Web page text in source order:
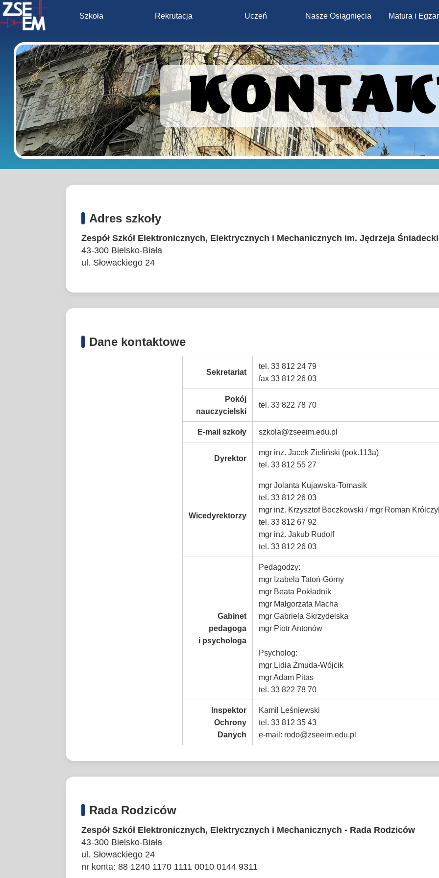
Szkoła Rekrutacja Uczeń Nasze Osiągnięcia Matura i
Adres szkoły
Zespół Szkół Elektronicznych, Elektrycznych i Mechanicznych im. Jędrzeja
43-300 Bielsko-Biała
ul. Słowackiego 24
Dane kontaktowe
Sekretariat
tel. 33 812 24 79
fax 33 812 26 03
Pokój
nauczycielski
tel. 33 822 78 70
E-mail szkoły szkola@zseeim.edu.pl
Dyrektor
mgr inż. Jacek Zieliński (pok.113a)
tel. 33 812 55 27
Wicedyrektorzy
mgr Jolanta Kujawska-Tomasik
tel. 33 812 26 03
mgr inż. Krzysztof Boczkowski / mgr Roman
tel. 33 812 67 92
mgr inż. Jakub Rudolf
tel. 33 812 26 03
Gabinet
pedagoga
i psychologa
Pedagodzy:
mgr Izabela Tatoń-Górny
mgr Beata Pokładnik
mgr Małgorzata Macha
mgr Gabriela Skrzydelska
mgr Piotr Antonów
Psycholog:
mgr Lidia Żmuda-Wójcik
mgr Adam Pitas
tel. 33 822 78 70
Inspektor
Ochrony
Danych
Kamil Leśniewski
tel. 33 812 35 43
e-mail: rodo@zseeim.edu.pl
Rada Rodziców
Zespół Szkół Elektronicznych, Elektrycznych i Mechanicznych - Rada Rodziców
43-300 Bielsko-Biała
ul. Słowackiego 24
nr konta: 88 1240 1170 1111 0010 0144 9311